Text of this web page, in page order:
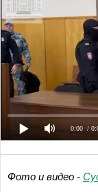
0:00 /
Фото и видео -